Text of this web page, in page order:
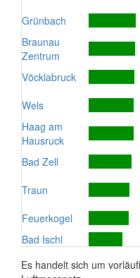
Grünbach
Braunau
Zentrum
Vöcklabruck
Wels
Haag am
Hausruck
Bad Zell
Traun
Feuerkogel
Bad Ischl
Es handelt sich um